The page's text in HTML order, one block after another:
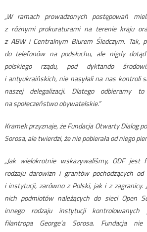
„W ramach prowadzonych postępowań
z różnymi prokuraturami na terenie kraju
z ABW i Centralnym Biurem Śledczym. Tak,
do telefonów na podsłuchu, ale nigdy
polskiego rządu, pod dyktando
i antyukraińskich, nie nasyłali na nas kontroli
naszej delegalizacji. Dlatego odbieramy
na społeczeństwo obywatelskie.”
Kramek przyznaje, że Fundacja Otwarty Dialog
Sorosa, ale twierdzi, że nie pobierała od niego
„Jak wielokrotnie wskazywaliśmy, ODF jest
rodzaju darowizn i grantów pochodzących
i instytucji, zarówno z Polski, jak i z zagranicy.
nich podmiotów należących do sieci Open
innego rodzaju instytucji kontrolowanych
filantropa George’a Sorosa. Fundacja